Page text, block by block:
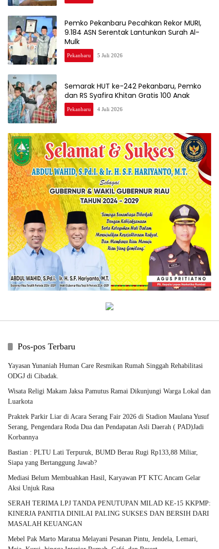
Pemko Pekanbaru Pecahkan Rekor MURI,
9.184 ASN Serentak Lantunkan Surah Al-
Mulk
Pekanbaru 5 Juli 2026
Semarak HUT ke-242 Pekanbaru, Pemko
dan RS Syafira Khitan Gratis 100 Anak
Pekanbaru 4 Juli 2026
Pos-pos Terbaru
Yayasan Yunaniah Human Care Resmikan Rumah Singgah Rehabilitasi
ODGJ di Cibadak.
Wisata Religi Makam Jaksa Pamutus Ramai Dikunjungi Warga Lokal dan
Luarkota
Praktek Parkir Liar di Acara Serang Fair 2026 di Stadion Maulana Yusuf
Serang, Pengendara Roda Dua dan Pendapatan Asli Daerah ( PAD)Jadi
Korbannya
Bastian : PLTU Lati Terpuruk, BUMD Berau Rugi Rp133,88 Miliar,
Siapa yang Bertanggung Jawab?
Mediasi Belum Membuahkan Hasil, Karyawan PT KTC Ancam Gelar
Aksi Unjuk Rasa
SERAH TERIMA LPJ TANDA PENUTUPAN MILAD KE-15 KKPMP:
KINERJA PANITIA DINILAI PALING SUKSES DAN BERSIH DARI
MASALAH KEUANGAN
Mebel Pak Marto Maratua Melayani Pesanan Pintu, Jendela, Lemari,